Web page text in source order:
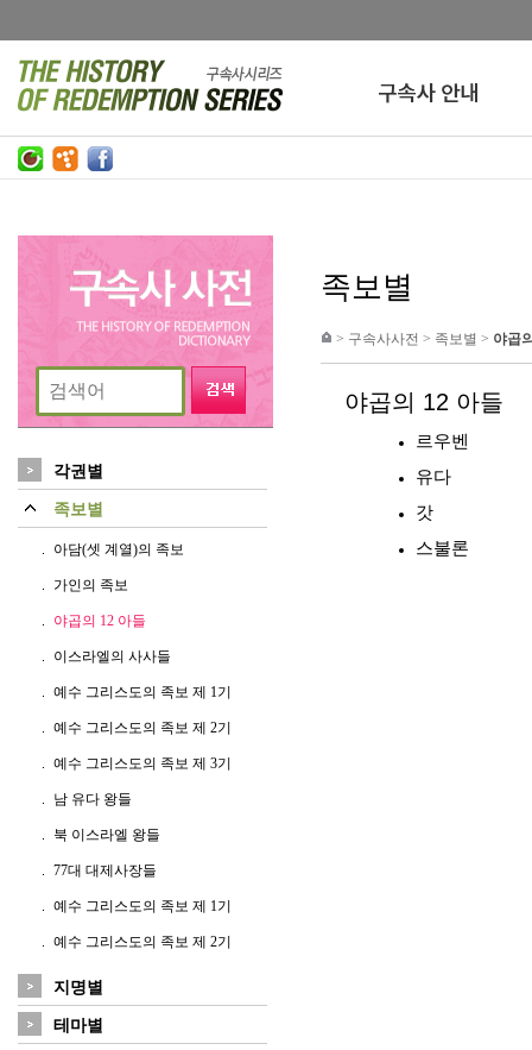
각권별
족보별
아담(셋 계열)의 족보
가인의 족보
야곱의 12 아들
이스라엘의 사사들
예수 그리스도의 족보 제 1기
예수 그리스도의 족보 제 2기
예수 그리스도의 족보 제 3기
남 유다 왕들
북 이스라엘 왕들
77대 대제사장들
예수 그리스도의 족보 제 1기
예수 그리스도의 족보 제 2기
지명별
테마별
족보별
> 구속사사전 > 족보별 > 야곱
야곱의 12 아들
르우벤
유다
갓
스불론